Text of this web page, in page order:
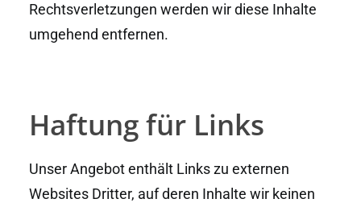
Rechtsverletzungen werden wir diese Inhalte
umgehend entfernen.
Haftung für Links
Unser Angebot enthält Links zu externen
Websites Dritter, auf deren Inhalte wir keinen